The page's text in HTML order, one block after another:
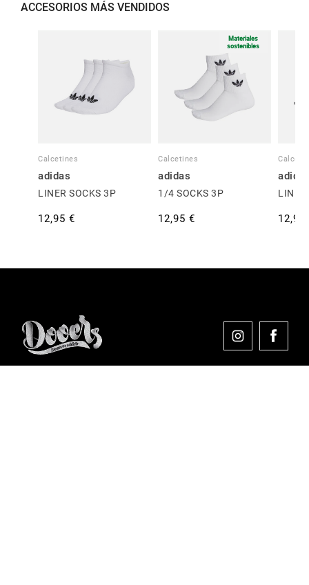
ACCESORIOS MÁS VENDIDOS
Calcetines
adidas
LINER SOCKS 3P
12,95 €
Materiales
sostenibles
Calcetines
adidas
1/4 SOCKS 3P
12,95 €
LINER
12,95